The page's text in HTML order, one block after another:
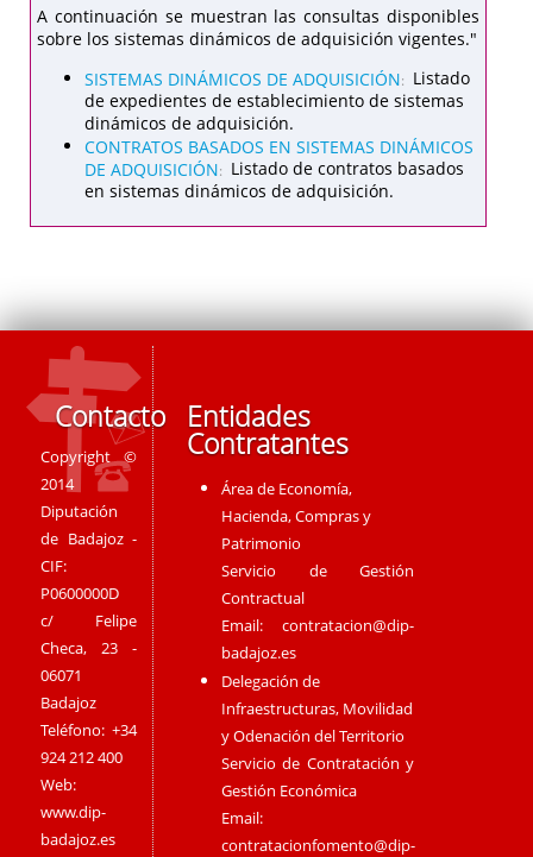
A continuación se muestran las consultas disponibles
sobre los sistemas dinámicos de adquisición vigentes."
SISTEMAS DINÁMICOS DE ADQUISICIÓN: Listado
de expedientes de establecimiento de sistemas
dinámicos de adquisición.
CONTRATOS BASADOS EN SISTEMAS DINÁMICOS
DE ADQUISICIÓN: Listado de contratos basados
en sistemas dinámicos de adquisición.
Contacto
Copyright ©
2014
Diputación
de Badajoz -
CIF:
P0600000D
c/ Felipe
Checa, 23 -
06071
Badajoz
Teléfono: +34
924 212 400
Web:
www.dip-
badajoz.es
Entidades
Contratantes
Área de Economía,
Hacienda, Compras y
Patrimonio
Servicio de Gestión
Contractual
Email:contratacion@dip-
badajoz.es
Delegación de
Infraestructuras, Movilidad
y Odenación del Territorio
Servicio de Contratación y
Gestión Económica
Email:
contratacionfomento@dip-